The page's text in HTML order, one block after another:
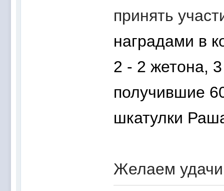
принять
наградами в
2 - 2 жетона,
получившие
шкатулки
Желаем